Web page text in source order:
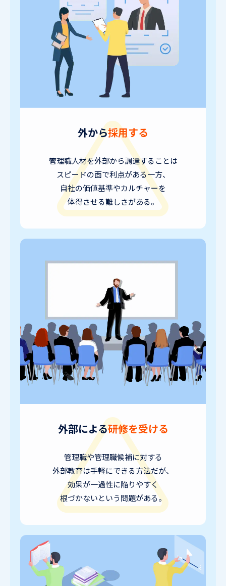
外から採用する
管理職人材を外部から調達することは
スピードの面で利点がある一方、
自社の価値基準やカルチャーを
体得させる難しさがある。
外部による研修を受ける
管理職や管理職候補に対する
外部教育は手軽にできる方法だが、
効果が一過性に陥りやすく
根づかないという問題がある。